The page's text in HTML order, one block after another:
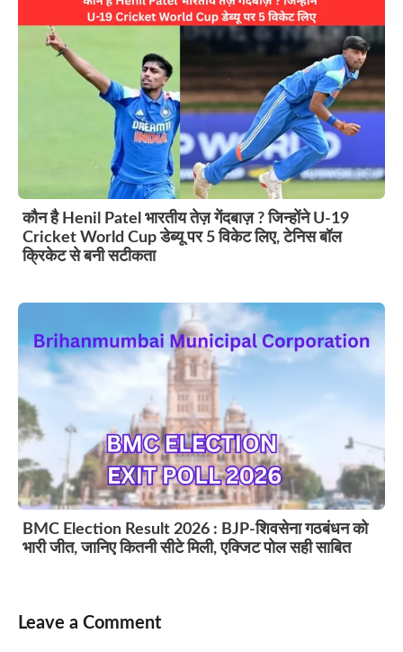
कौन है Henil Patel भारतीय तेज़ गेंदबाज़ ? जिन्होंने U-19
Cricket World Cup डेब्यू पर 5 विकेट लिए, टेनिस बॉल
क्रिकेट से बनी सटीकता
BMC Election Result 2026 : BJP-शिवसेना गठबंधन को
भारी जीत, जानिए कितनी सीटे मिली, एक्जिट पोल सही साबित
Leave a Comment